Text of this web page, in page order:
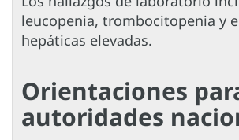
leucopenia, trombocitopenia y
hepáticas elevadas.
Orientaciones
autoridades